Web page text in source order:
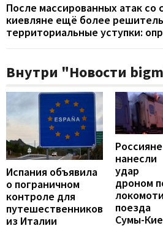
После массированных атак со
киевляне ещё более
территориальные уступки:
Внутри "Новости
Испания объявила
о пограничном
контроле для
путешественников
из Италии
Россияне
нанесли
удар
дроном
поезда
Сумы-